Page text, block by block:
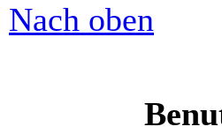
Nach oben